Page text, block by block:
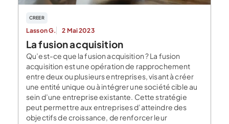
CREER
Lasson G. 2 Mai 2023
La fusion acquisition
Qu’est-ce que la fusion acquisition ? La fusion
acquisition est une opération de rapprochement
entre deux ou plusieurs entreprises, visant à créer
une entité unique ou à intégrer une société cible au
sein d’une entreprise existante. Cette stratégie
peut permettre aux entreprises d’atteindre des
objectifs de croissance, de renforcer leur